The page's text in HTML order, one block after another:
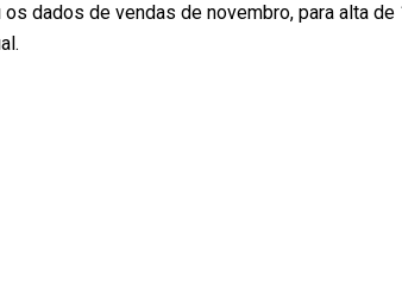
dados de vendas de novembro, para alta